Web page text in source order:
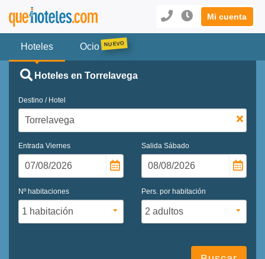
Mi cuenta
Hoteles Ocio
Hoteles en Torrelavega
Destino / Hotel
Entrada Viernes Salida Sábado
Nº habitaciones Pers. por habitación